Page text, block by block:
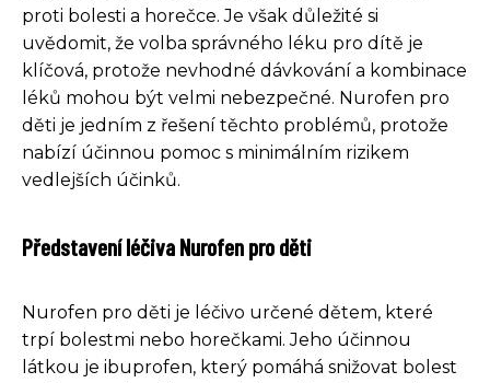
proti bolesti a horečce. Je však důležité si
uvědomit, že volba správného léku pro dítě je
klíčová, protože nevhodné dávkování a kombinace
léků mohou být velmi nebezpečné. Nurofen pro
děti je jedním z řešení těchto problémů, protože
nabízí účinnou pomoc s minimálním rizikem
vedlejších účinků.
Představení léčiva Nurofen pro děti
Nurofen pro děti je léčivo určené dětem, které
trpí bolestmi nebo horečkami. Jeho účinnou
látkou je ibuprofen, který pomáhá snižovat bolest